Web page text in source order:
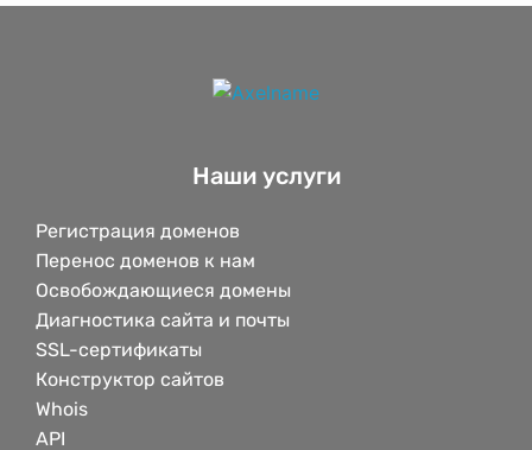
Наши услуги
Регистрация доменов
Перенос доменов к нам
Освобождающиеся домены
Диагностика сайта и почты
SSL-сертификаты
Конструктор сайтов
Whois
API